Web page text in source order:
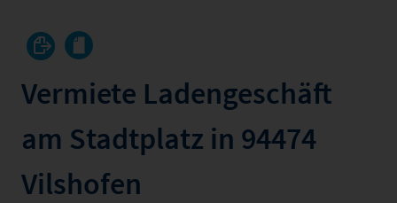
Vermiete Ladengeschäft
am Stadtplatz in 94474
Vilshofen